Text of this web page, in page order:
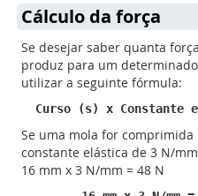
Cálculo da força
Se desejar saber quanta
produz para um
utilizar a seguinte fórmula:
Curso (s) x Constante
Se uma mola for comprimida
constante elástica de 3 N/
16 mm x 3 N/mm = 48 N